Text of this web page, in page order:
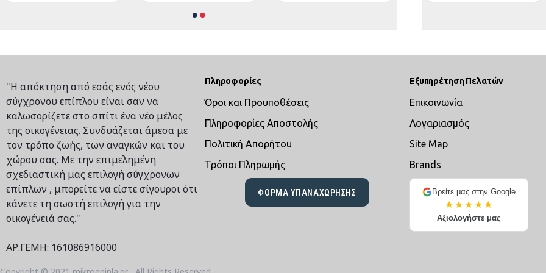
"Η απόκτηση από εσάς ενός νέου
σύγχρονου επίπλου είναι σαν να
καλωσορίζετε στο σπίτι ένα νέο μέλος
της οικογένειας. Συνδυάζεται άμεσα με
τον τρόπο ζωής, των αναγκών και του
χώρου σας. Με την επιμελημένη
σχεδιαστική μας επιλογή σύγχρονων
επίπλων , μπορείτε να είστε σίγουροι ότι
κάνετε τη σωστή επιλογή για την
οικογένειά σας."
ΑΡ.ΓΕΜΗ: 161086916000
Πληροφορίες
Όροι και Προυποθέσεις
Πληροφορίες Αποστολής
Πολιτική Απορήτου
Τρόποι Πληρωμής
ΦΌΡΜΑ ΥΠΑΝΑΧΏΡΗΣΗΣ
Εξυπηρέτηση Πελατών
Επικοινωνία
Λογαριασμός
Site Map
Brands
Βρείτε μας στην Google
★★★★★
Αξιολογήστε μας